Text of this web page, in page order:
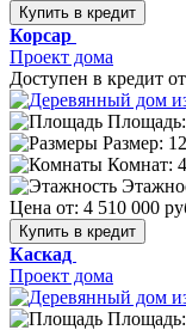
Купить в кредит
Корсар
Проект дома
Доступен в кредит
Размер:
Комнат: 4
Цена от: 4 510 000
Купить в кредит
Каскад
Проект дома